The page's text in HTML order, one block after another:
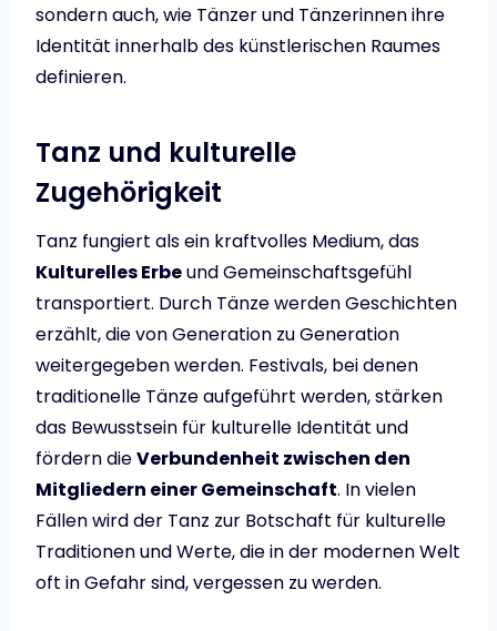
sondern auch, wie Tänzer und Tänzerinnen ihre
Identität innerhalb des künstlerischen Raumes
definieren.
Tanz und kulturelle
Zugehörigkeit
Tanz fungiert als ein kraftvolles Medium, das
Kulturelles Erbeund Gemeinschaftsgefühl
transportiert. Durch Tänze werden Geschichten
erzählt, die von Generation zu Generation
weitergegeben werden. Festivals, bei denen
traditionelle Tänze aufgeführt werden, stärken
das Bewusstsein für kulturelle Identität und
fördern dieVerbundenheit zwischen den
Mitgliedern einer Gemeinschaft. In vielen
Fällen wird der Tanz zur Botschaft für kulturelle
Traditionen und Werte, die in der modernen Welt
oft in Gefahr sind, vergessen zu werden.